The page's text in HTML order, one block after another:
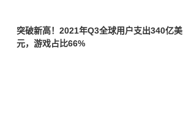
突破新高！2021年Q3全球用户支出340亿美
元，游戏占比66%